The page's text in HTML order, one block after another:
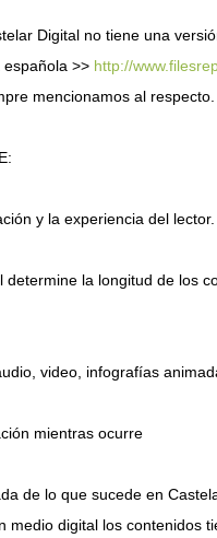
Digital no tiene una
>> http://
mencionamos al respecto.
y la experiencia del lector.
la longitud de los
video, infografías
mientras ocurre
de lo que sucede en
medio digital los contenidos